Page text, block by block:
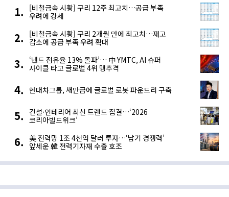
[비철금속 시황] 구리 12주 최고치…공급 부족
우려에 강세
[비철금속 시황] 구리 2개월 만에 최고치…재고
감소에 공급 부족 우려 확대
‘낸드 점유율 13% 돌파’… 中 YMTC, AI 슈퍼
사이클 타고 글로벌 4위 맹추격
현대차그룹, 새만금에 글로벌 로봇 파운드리 구축
건설·인테리어 최신 트렌드 집결…‘2026
코리아빌드위크’
美 전력망 1조 4천억 달러 투자…‘납기 경쟁력’
앞세운 韓 전력기자재 수출 호조